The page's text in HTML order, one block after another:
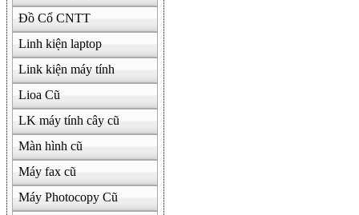
Đồ Cổ CNTT
Linh kiện laptop
Link kiện máy tính
Lioa Cũ
LK máy tính cây cũ
Màn hình cũ
Máy fax cũ
Máy Photocopy Cũ